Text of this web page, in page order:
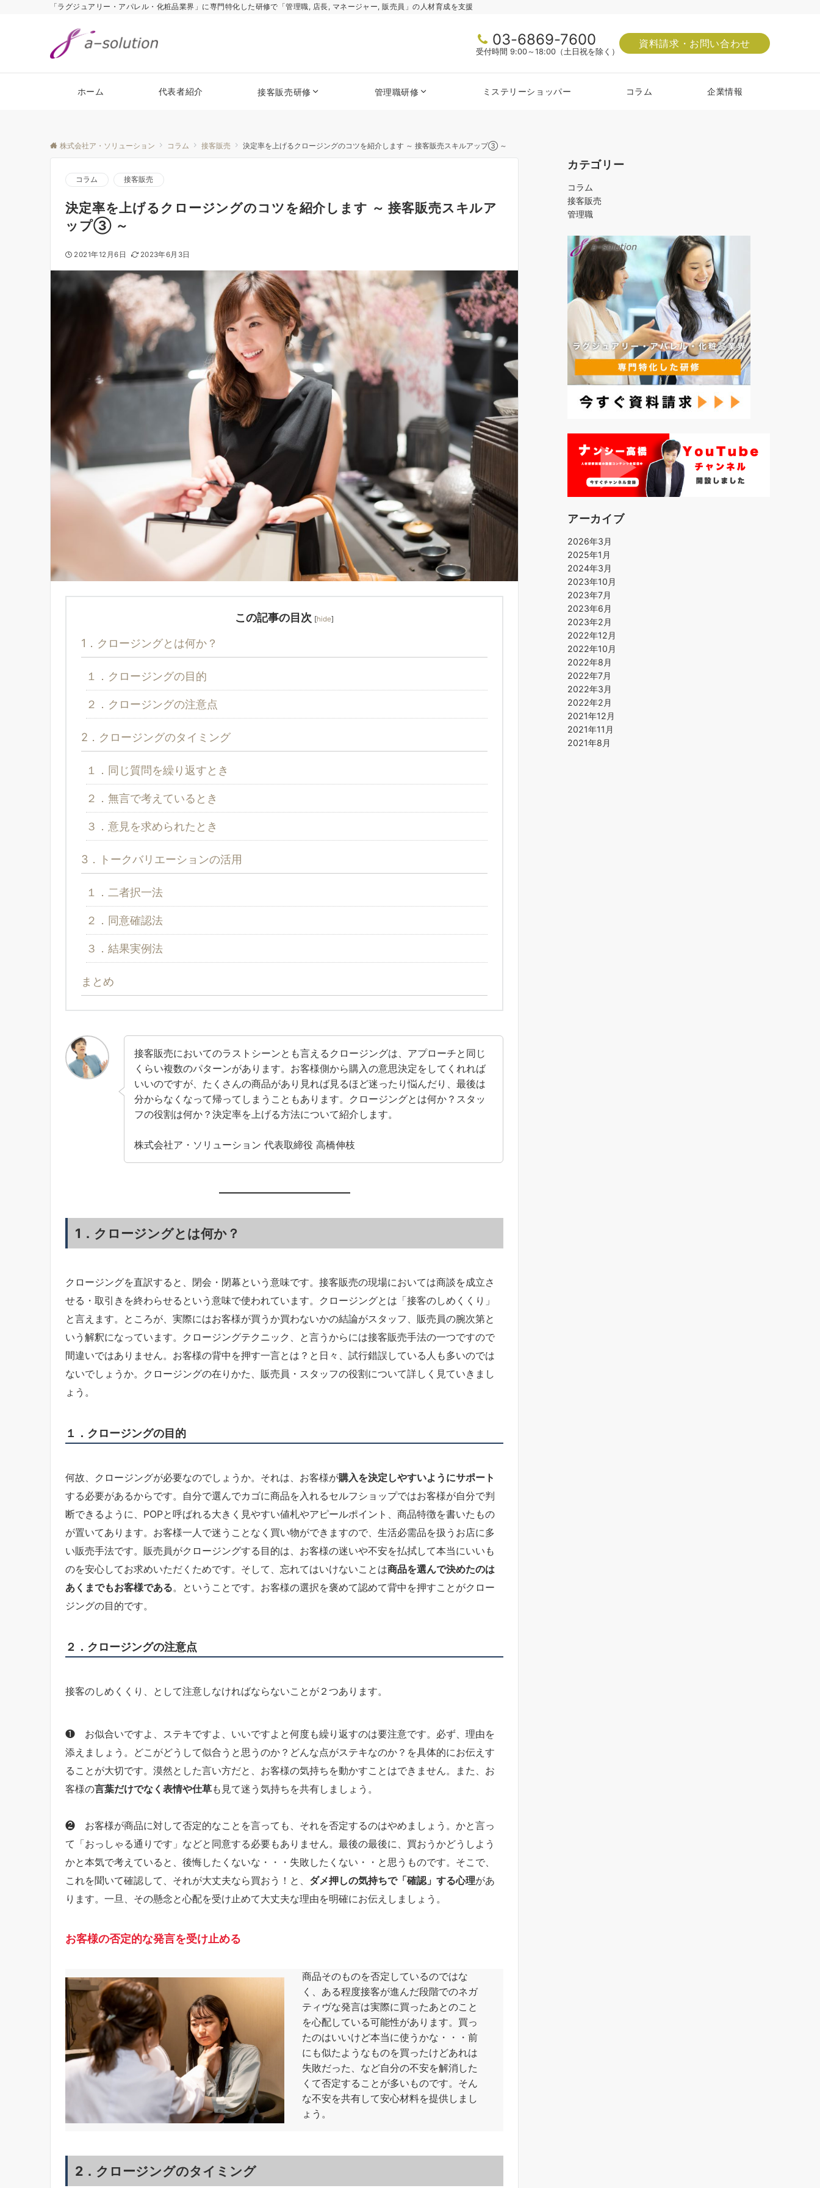
「ラグジュアリー・アパレル・化粧品業界」に専門特化した研修で「管理職, 店長, マネージャー, 販売員」の人材育成を支援
03-6869-7600
受付時間 9:00～18:00（土日祝を除く）
資料請求・お問い合わせ
ホーム 代表者紹介 接客販売研修 管理職研修 ミステリーショッパー コラム 企業情報
株式会社ア・ソリューション コラム 接客販売 決定率を上げるクロージングのコツを紹介します ～ 接客販売スキルアップ③ ～
コラム 接客販売
決定率を上げるクロージングのコツを紹介します ～ 接客販売スキルア
ップ③ ～
2021年12月6日 2023年6月3日
この記事の目次 [hide]
1．クロージングとは何か？
１．クロージングの目的
２．クロージングの注意点
2．クロージングのタイミング
１．同じ質問を繰り返すとき
２．無言で考えているとき
３．意見を求められたとき
3．トークバリエーションの活用
１．二者択一法
２．同意確認法
３．結果実例法
まとめ
接客販売においてのラストシーンとも言えるクロージングは、アプローチと同じ
くらい複数のパターンがあります。お客様側から購入の意思決定をしてくれれば
いいのですが、たくさんの商品があり見れば見るほど迷ったり悩んだり、最後は
分からなくなって帰ってしまうこともあります。クロージングとは何か？スタッ
フの役割は何か？決定率を上げる方法について紹介します。
株式会社ア・ソリューション 代表取締役 高橋伸枝
1．クロージングとは何か？
クロージングを直訳すると、閉会・閉幕という意味です。接客販売の現場においては商談を成立さ
せる・取引きを終わらせるという意味で使われています。クロージングとは「接客のしめくくり」
と言えます。ところが、実際にはお客様が買うか買わないかの結論がスタッフ、販売員の腕次第と
いう解釈になっています。クロージングテクニック、と言うからには接客販売手法の一つですので
間違いではありません。お客様の背中を押す一言とは？と日々、試行錯誤している人も多いのでは
ないでしょうか。クロージングの在りかた、販売員・スタッフの役割について詳しく見ていきまし
ょう。
１．クロージングの目的
何故、クロージングが必要なのでしょうか。それは、お客様が購入を決定しやすいようにサポート
する必要があるからです。自分で選んでカゴに商品を入れるセルフショップではお客様が自分で判
断できるように、POPと呼ばれる大きく見やすい値札やアピールポイント、商品特徴を書いたもの
が置いてあります。お客様一人で迷うことなく買い物ができますので、生活必需品を扱うお店に多
い販売手法です。販売員がクロージングする目的は、お客様の迷いや不安を払拭して本当にいいも
のを安心してお求めいただくためです。そして、忘れてはいけないことは商品を選んで決めたのは
あくまでもお客様である。ということです。お客様の選択を褒めて認めて背中を押すことがクロー
ジングの目的です。
２．クロージングの注意点
接客のしめくくり、として注意しなければならないことが２つあります。
❶ お似合いですよ、ステキですよ、いいですよと何度も繰り返すのは要注意です。必ず、理由を
添えましょう。どこがどうして似合うと思うのか？どんな点がステキなのか？を具体的にお伝えす
ることが大切です。漠然とした言い方だと、お客様の気持ちを動かすことはできません。また、お
客様の言葉だけでなく表情や仕草も見て迷う気持ちを共有しましょう。
❷ お客様が商品に対して否定的なことを言っても、それを否定するのはやめましょう。かと言っ
て「おっしゃる通りです」などと同意する必要もありません。最後の最後に、買おうかどうしよう
かと本気で考えていると、後悔したくないな・・・失敗したくない・・と思うものです。そこで、
これを聞いて確認して、それが大丈夫なら買おう！と、 ダメ押しの気持ちで「確認」する心理があ
ります。一旦、その懸念と心配を受け止めて大丈夫な理由を明確にお伝えしましょう。
お客様の否定的な発言を受け止める
商品そのものを否定しているのではな
く、ある程度接客が進んだ段階でのネガ
ティヴな発言は実際に買ったあとのこと
を心配している可能性があります。買っ
たのはいいけど本当に使うかな・・・前
にも似たようなものを買ったけどあれは
失敗だった、など自分の不安を解消した
くて否定することが多いものです。そん
な不安を共有して安心材料を提供しまし
ょう。
2．クロージングのタイミング
カテゴリー
コラム
接客販売
管理職
アーカイブ
2026年3月
2025年1月
2024年3月
2023年10月
2023年7月
2023年6月
2023年2月
2022年12月
2022年10月
2022年8月
2022年7月
2022年3月
2022年2月
2021年12月
2021年11月
2021年8月